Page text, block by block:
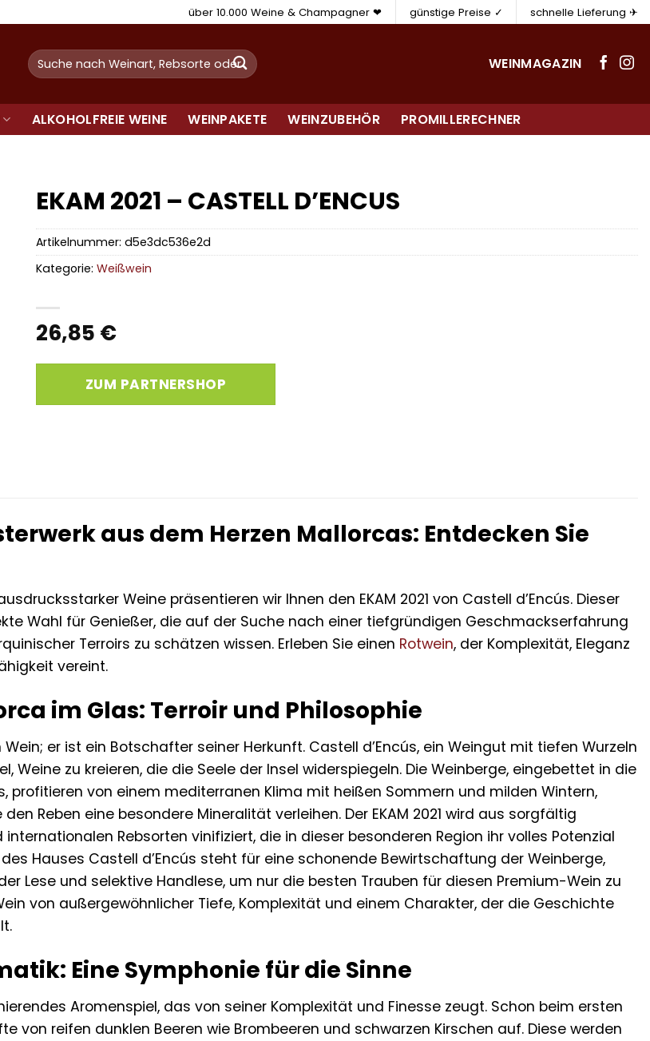
über 10.000 Weine & Champagner ❤ günstige Preise ✓ schnelle Lieferung ✈
Suchen
nach:
WEINMAGAZIN
ALKOHOLFREIE WEINE WEINPAKETE WEINZUBEHÖR PROMILLERECHNER
EKAM 2021 – CASTELL D’ENCUS
26,85 €
ZUM PARTNERSHOP
Artikelnummer: d5e3dc536e2d
Kategorie: Weißwein
aus dem Herzen Mallorcas: Entdecken Sie
Weine präsentieren wir Ihnen den EKAM 2021 von Castell d’Encús. Dieser
Wahl für Genießer, die auf der Suche nach einer tiefgründigen Geschmackserfahrung
Terroirs zu schätzen wissen. Erleben Sie einen Rotwein, der Komplexität, Eleganz
vereint.
im Glas: Terroir und Philosophie
Wein; er ist ein Botschafter seiner Herkunft. Castell d’Encús, ein Weingut mit tiefen Wurzeln
Weine zu kreieren, die die Seele der Insel widerspiegeln. Die Weinberge, eingebettet in die
profitieren von einem mediterranen Klima mit heißen Sommern und milden Wintern,
Reben eine besondere Mineralität verleihen. Der EKAM 2021 wird aus sorgfältig
Rebsorten vinifiziert, die in dieser besonderen Region ihr volles Potenzial
Hauses Castell d’Encús steht für eine schonende Bewirtschaftung der Weinberge,
Lese und selektive Handlese, um nur die besten Trauben für diesen Premium-Wein zu
von außergewöhnlicher Tiefe, Komplexität und einem Charakter, der die Geschichte
Eine Symphonie für die Sinne
Aromenspiel, das von seiner Komplexität und Finesse zeugt. Schon beim ersten
von reifen dunklen Beeren wie Brombeeren und schwarzen Kirschen auf. Diese werden